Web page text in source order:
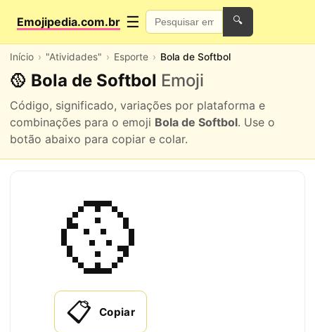
Emojipedia.com.br ☰ 🔍
Início "Atividades" Esporte Bola de Softbol
🥎 Bola de Softbol Emoji
Código, significado, variações por plataforma e
combinações para o emoji Bola de Softbol. Use o
botão abaixo para copiar e colar.
🥎
📋 Copiar